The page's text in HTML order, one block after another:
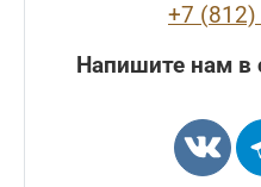
+7 (812)
Напишите нам в